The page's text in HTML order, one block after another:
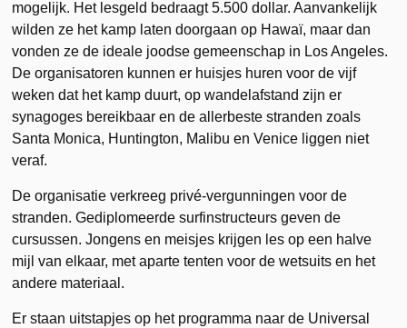
mogelijk. Het lesgeld bedraagt 5.500 dollar. Aanvankelijk
wilden ze het kamp laten doorgaan op Hawaï, maar dan
vonden ze de ideale joodse gemeenschap in Los Angeles.
De organisatoren kunnen er huisjes huren voor de vijf
weken dat het kamp duurt, op wandelafstand zijn er
synagoges bereikbaar en de allerbeste stranden zoals
Santa Monica, Huntington, Malibu en Venice liggen niet
veraf.
De organisatie verkreeg privé-vergunningen voor de
stranden. Gediplomeerde surfinstructeurs geven de
cursussen. Jongens en meisjes krijgen les op een halve
mijl van elkaar, met aparte tenten voor de wetsuits en het
andere materiaal.
Er staan uitstapjes op het programma naar de Universal